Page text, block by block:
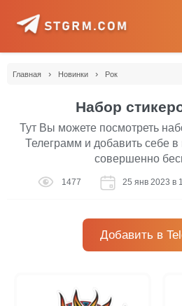
Главная › Новинки › Рок
Набор
Тут Вы можете посмотреть
Телеграмм и добавить себе в
совершенно
1477 25 янв 2023 в
Добавить в